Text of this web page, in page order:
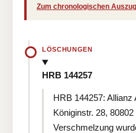
Zum chronologischen Auszug
LÖSCHUNGEN
HRB 144257
HRB 144257:
Königinstr. 28,
Verschmelzung